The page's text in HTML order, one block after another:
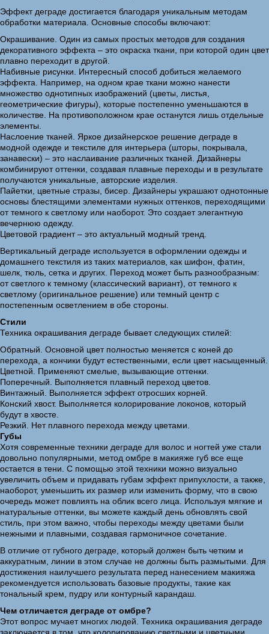
Эффект деграде достигается благодаря уникальным методам
обработки материала. Основные способы включают:
Окрашивание. Один из самых простых методов для создания
декоративного эффекта – это окраска ткани, при которой один цвет
плавно переходит в другой.
Набивные рисунки. Интересный способ добиться желаемого
эффекта. Например, на одном крае ткани можно нанести
множество однотипных изображений (цветы, листья,
геометрические фигуры), которые постепенно уменьшаются в
количестве. На противоположном крае останутся лишь отдельные
элементы.
Наслоение тканей. Яркое дизайнерское решение деграде в
модной одежде и текстиле для интерьера (шторы, покрывала,
занавески) – это наслаивание различных тканей. Дизайнеры
комбинируют оттенки, создавая плавные переходы и в результате
получаются уникальные, авторские изделия.
Пайетки, цветные стразы, бисер. Дизайнеры украшают однотонные
основы блестящими элементами нужных оттенков, переходящими
от темного к светлому или наоборот. Это создает элегантную
вечернюю одежду.
Цветовой градиент – это актуальный модный тренд.
Вертикальный деграде используется в оформлении одежды и
домашнего текстиля из таких материалов, как шифон, фатин,
шелк, тюль, сетка и других. Переход может быть разнообразным:
от светлого к темному (классический вариант), от темного к
светлому (оригинальное решение) или темный центр с
постепенным осветлением в обе стороны.
Стили
Техника окрашивания деграде бывает следующих стилей:
Обратный. Основной цвет полностью меняется с коней до
перехода, а кончики будут естественными, если цвет насыщенный.
Цветной. Применяют смелые, вызывающие оттенки.
Поперечный. Выполняется плавный переход цветов.
Винтажный. Выполняется эффект отросших корней.
Конский хвост. Выполняется колорирование локонов, который
будут в хвосте.
Резкий. Нет плавного перехода между цветами.
Губы
Хотя современные техники деграде для волос и ногтей уже стали
довольно популярными, метод омбре в макияже губ все еще
остается в тени. С помощью этой техники можно визуально
увеличить объем и придавать губам эффект припухлости, а также,
наоборот, уменьшить их размер или изменить форму, что в свою
очередь может повлиять на облик всего лица. Используя мягкие и
натуральные оттенки, вы можете каждый день обновлять свой
стиль, при этом важно, чтобы переходы между цветами были
нежными и плавными, создавая гармоничное сочетание.
В отличие от губного деграде, который должен быть четким и
аккуратным, линии в этом случае не должны быть размытыми. Для
достижения наилучшего результата перед нанесением макияжа
рекомендуется использовать базовые продукты, такие как
тональный крем, пудру или контурный карандаш.
Чем отличается деграде от омбре?
Этот вопрос мучает многих людей. Техника окрашивания деграде